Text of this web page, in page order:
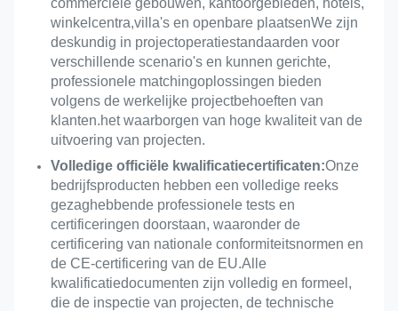
winkelcentra,villa's en openbare plaatsenWe zijn
deskundig in projectoperatiestandaarden voor
verschillende scenario's en kunnen gerichte,
professionele matchingoplossingen bieden
volgens de werkelijke projectbehoeften van
klanten.het waarborgen van hoge kwaliteit van de
uitvoering van projecten.
Volledige officiële kwalificatiecertificaten:Onze
bedrijfsproducten hebben een volledige reeks
gezaghebbende professionele tests en
certificeringen doorstaan, waaronder de
certificering van nationale conformiteitsnormen en
de CE-certificering van de EU.Alle
kwalificatiedocumenten zijn volledig en formeel,
die de inspectie van projecten, de technische